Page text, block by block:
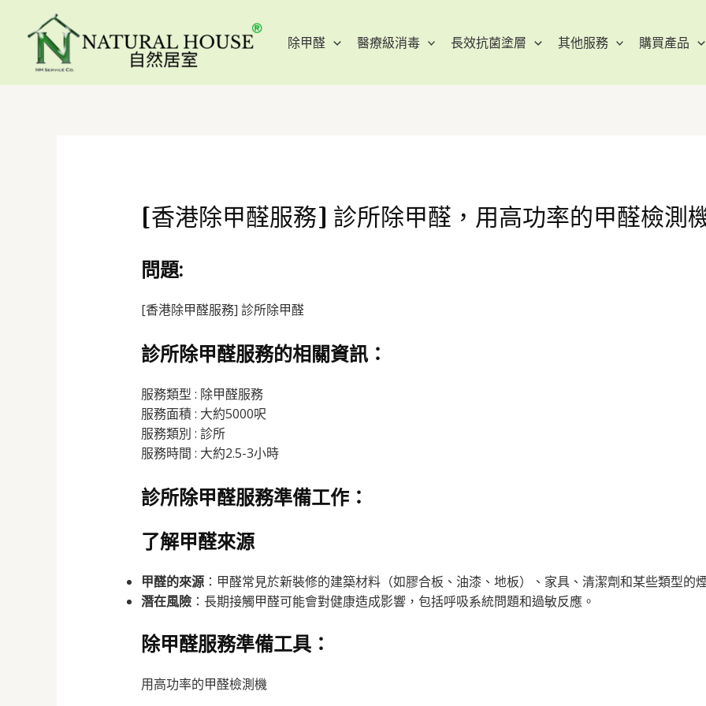
除甲醛 醫療級消毒 長效抗菌塗層 其他服務 購買產品
[香港除甲醛服務] 診所除甲醛，用高功率的甲醛檢測
問題:
[香港除甲醛服務] 診所除甲醛
診所除甲醛服務的相關資訊：
服務類型 : 除甲醛服務
服務面積 : 大約5000呎
服務類別 : 診所
服務時間 : 大約2.5-3小時
診所除甲醛服務準備工作：
了解甲醛來源
甲醛的來源：甲醛常見於新裝修的建築材料（如膠合板、油漆、地板）、家具、清潔劑和某些類型的
潛在風險：長期接觸甲醛可能會對健康造成影響，包括呼吸系統問題和過敏反應。
除甲醛服務準備工具：
用高功率的甲醛檢測機